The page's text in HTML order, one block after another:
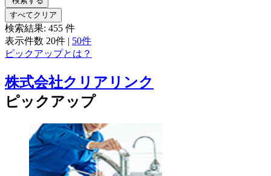
すべてクリア
検索結果: 455 件
表示件数 20件 | 50件
ピックアップとは？
株式会社クリアリンク
ピックアップ